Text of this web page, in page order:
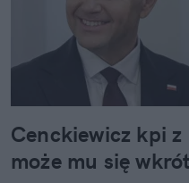
Cenckiewicz kpi
może mu się